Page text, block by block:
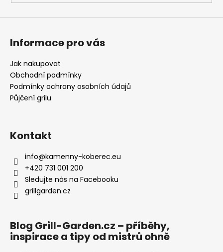
Informace pro vás
Jak nakupovat
Obchodní podmínky
Podmínky ochrany osobních údajů
Půjčení grilu
Kontakt
info@kamenny-koberec.eu
+420 731 001 200
Sledujte nás na Facebooku
grillgarden.cz
Blog Grill-Garden.cz – příběhy,
inspirace a tipy od mistrů ohně